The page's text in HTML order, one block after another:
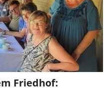
Friedhof: